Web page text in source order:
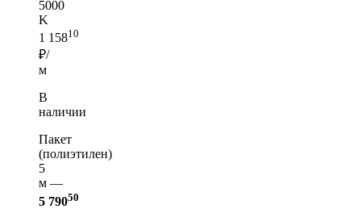
5000
K
1 15810
₽/
м
В
наличии
Пакет
(полиэтилен)
5
м —
5 79050